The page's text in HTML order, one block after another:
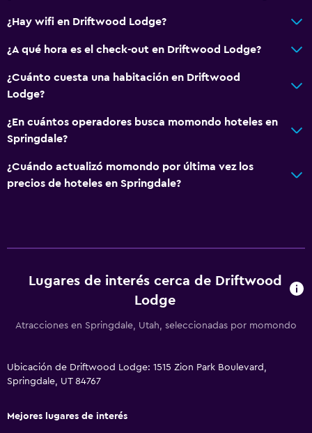
Terraza/patio
Sillas de playa
Parrilla
Terraza
Área de picnic
Jardín
Comedor
Nevera
Vista al río
Alfombrado
¿Hay wifi en Driftwood Lodge?
¿A qué hora es el check-out en Driftwood Lodge?
¿Cuánto cuesta una habitación en Driftwood
Lodge?
¿En cuántos operadores busca momondo hoteles en
Springdale?
¿Cuándo actualizó momondo por última vez los
precios de hoteles en Springdale?
Lugares de interés cerca de Driftwood
Lodge
Atracciones en Springdale, Utah, seleccionadas por momondo
Ubicación de Driftwood Lodge: 1515 Zion Park Boulevard,
Springdale, UT 84767
Mejores lugares de interés